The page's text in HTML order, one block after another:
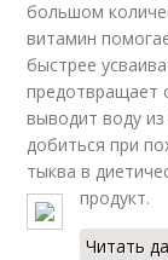
большом
витамин
быстрее
предотвращает
выводит воду
добиться при
тыква в
продукт.
Читать